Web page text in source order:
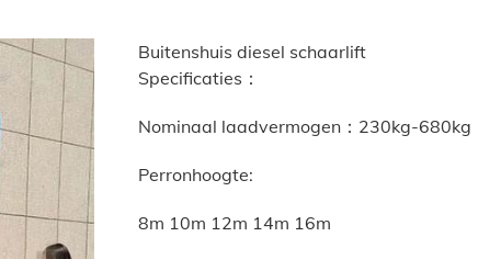
Buitenshuis diesel schaarlift
Specificaties：
Nominaal laadvermogen：230kg-680kg
Perronhoogte:
8m 10m 12m 14m 16m